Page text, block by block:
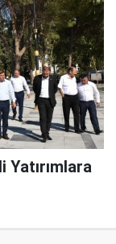
Yatırımlara